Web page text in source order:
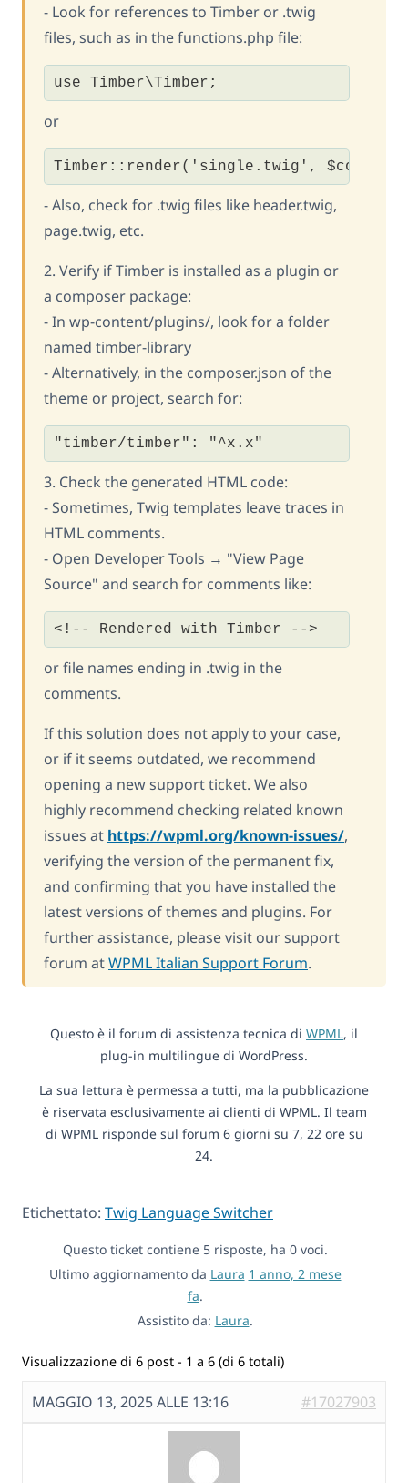
- Look for references to Timber or .twig
files, such as in the functions.php file:
use Timber\Timber;
or
Timber::render('single.twig',
- Also, check for .twig files like header.twig,
page.twig, etc.
2. Verify if Timber is installed as a plugin or
a composer package:
- In wp-content/plugins/, look for a folder
named timber-library
- Alternatively, in the composer.json of the
theme or project, search for:
"timber/timber": "^x.x"
3. Check the generated HTML code:
- Sometimes, Twig templates leave traces in
HTML comments.
- Open Developer Tools → "View Page
Source" and search for comments like:
<!-- Rendered with Timber -->
or file names ending in .twig in the
comments.
If this solution does not apply to your case,
or if it seems outdated, we recommend
opening a new support ticket. We also
highly recommend checking related known
issues at https://wpml.org/known-issues/,
verifying the version of the permanent fix,
and confirming that you have installed the
latest versions of themes and plugins. For
further assistance, please visit our support
forum atWPML Italian Support Forum.
Questo è il forum di assistenza tecnica di WPML, il
plug-in multilingue di WordPress.
La sua lettura è permessa a tutti, ma la pubblicazione
è riservata esclusivamente ai clienti di WPML. Il team
di WPML risponde sul forum 6 giorni su 7, 22 ore su
24.
Etichettato: Twig Language Switcher
Questo ticket contiene 5 risposte, ha 0 voci.
Ultimo aggiornamento da Laura 1 anno, 2 mese
fa.
Assistito da: Laura.
Visualizzazione di 6 post - 1 a 6 (di 6 totali)
MAGGIO 13, 2025 ALLE 13:16 #17027903